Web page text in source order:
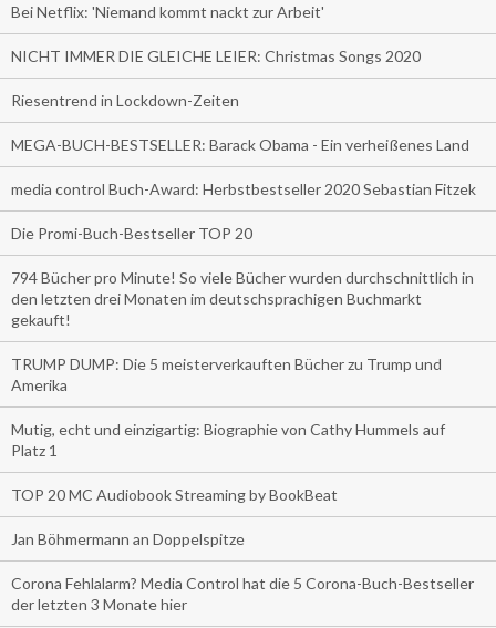
Bei Netflix: 'Niemand kommt nackt zur Arbeit'
NICHT IMMER DIE GLEICHE LEIER: Christmas Songs 2020
Riesentrend in Lockdown-Zeiten
MEGA-BUCH-BESTSELLER: Barack Obama - Ein verheißenes Land
media control Buch-Award: Herbstbestseller 2020 Sebastian Fitzek
Die Promi-Buch-Bestseller TOP 20
794 Bücher pro Minute! So viele Bücher wurden durchschnittlich in
den letzten drei Monaten im deutschsprachigen Buchmarkt
gekauft!
TRUMP DUMP: Die 5 meisterverkauften Bücher zu Trump und
Amerika
Mutig, echt und einzigartig: Biographie von Cathy Hummels auf
Platz 1
TOP 20 MC Audiobook Streaming by BookBeat
Jan Böhmermann an Doppelspitze
Corona Fehlalarm? Media Control hat die 5 Corona-Buch-Bestseller
der letzten 3 Monate hier